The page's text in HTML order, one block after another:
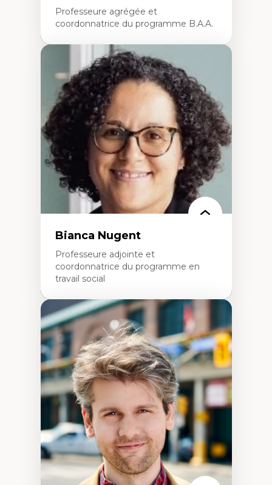
Professeure agrégée et
coordonnatrice du programme B.A.A.
Expertises
Conciliation travail-vie personnelle
Gestion des ressources humaines
(attraction et fidélisation de la main-
d’œuvre)
Responsabilité sociale des organisations
Interventions organisationnelles
Comportement organisationnel
(mobilisation au travail)
Recherche qualitative
Éthique des affaires
Bianca Nugent
Professeure adjointe et
coordonnatrice du programme en
travail social
Expertises
Travail social, action et justice sociale
Fondements de l’intervention et des
nouvelles pratiques en travail social et en
éducation inclusive
Minorités linguistiques, offre active et
francophonie plurielle en contexte
linguistique minoritaire
Études critiques sur le handicap, la
neurodiversité, l'agentivité et les injustices
épistémiques
Intersectionnalité et réalités 2SLGBTQ+
Méthodes d’interventions et approches
antiraciste, décoloniale, anti-oppressive
Approche interculturelle critique
Pair-aidance, proche aidance, famille
choisie et soutien mutuel